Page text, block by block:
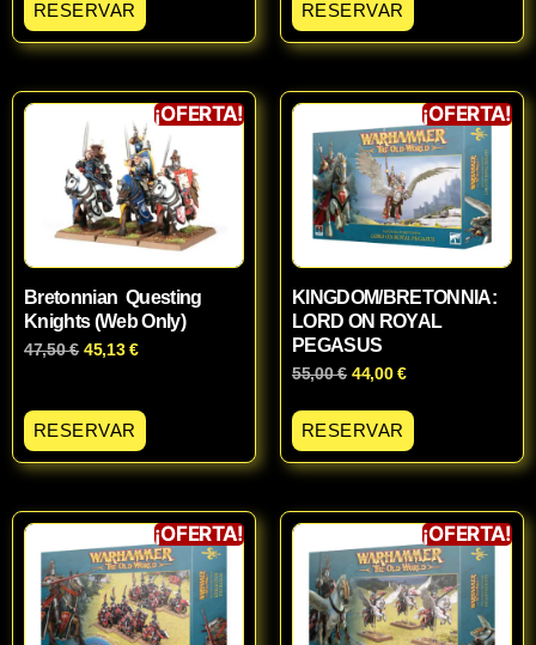
RESERVAR RESERVAR
¡OFERTA!
Bretonnian Questing
Knights (Web Only)
47,50€ 45,13€
RESERVAR
¡OFERTA!
KINGDOM/BRETONNIA:
LORD ON ROYAL
PEGASUS
55,00€ 44,00€
RESERVAR
¡OFERTA! ¡OFERTA!